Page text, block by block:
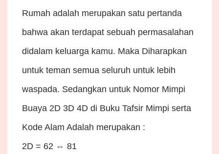
Rumah adalah merupakan satu pertanda
bahwa akan terdapat sebuah permasalahan
didalam keluarga kamu. Maka Diharapkan
untuk teman semua seluruh untuk lebih
waspada. Sedangkan untuk Nomor Mimpi
Buaya 2D 3D 4D di Buku Tafsir Mimpi serta
Kode Alam Adalah merupakan :
2D = 62 ⇔ 81